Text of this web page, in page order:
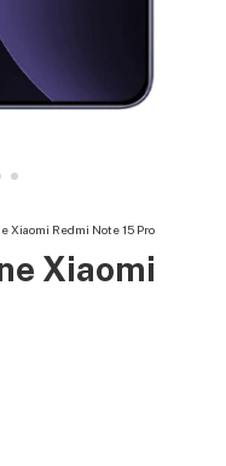
Xiaomi Redmi Note 15 Pro
Xiaomi